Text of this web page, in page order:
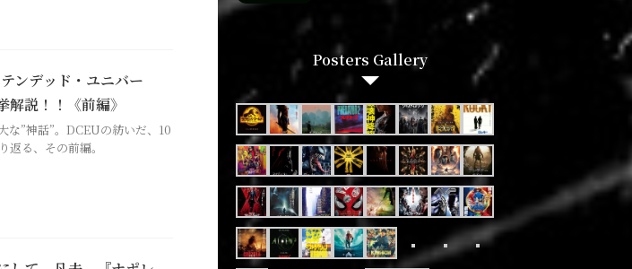
ンデッド・ユニバー
解説！！《前編》
な”神話”。DCEUの紡いだ、10
返る、その前編。
Posters Gallery